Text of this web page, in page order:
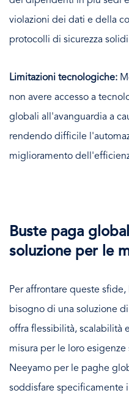
violazioni dei dati e della
protocolli di sicurezza
Limitazioni tecnologiche:
non avere accesso a
globali all'avanguardia a
rendendo difficile
miglioramento
Buste paga
soluzione per le
Per affrontare queste
bisogno di una soluzione
offra flessibilità, scalabilità
misura per le loro
Neeyamo per le paghe
soddisfare specificamente